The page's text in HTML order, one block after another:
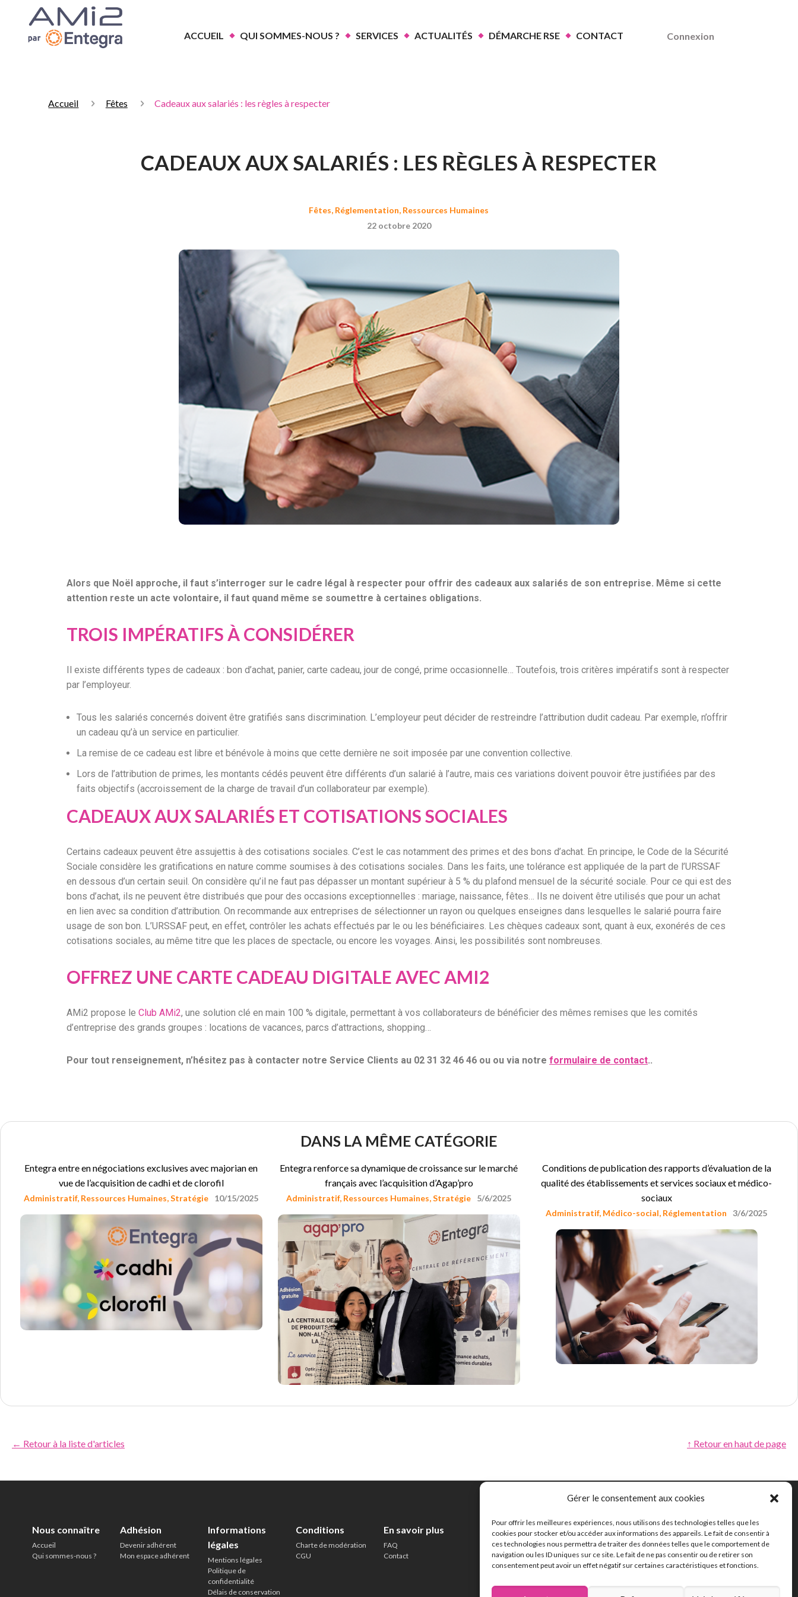
Gérer le consentement aux cookies
Pour offrir les meilleures expériences, nous utilisons des technologies telles que les
cookies pour stocker et/ou accéder aux informations des appareils. Le fait de consentir à
ces technologies nous permettra de traiter des données telles que le comportement de
navigation ou les ID uniques sur ce site. Le fait de ne pas consentir ou de retirer son
consentement peut avoir un effet négatif sur certaines caractéristiques et fonctions.
ACCUEIL QUI SOMMES-NOUS ? SERVICES ACTUALITÉS DÉMARCHE RSE CONTACT Connexion
Accueil Fêtes Cadeaux aux salariés : les règles à respecter
CADEAUX AUX SALARIÉS : LES RÈGLES À RESPECTER
Fêtes, Réglementation, Ressources Humaines
22 octobre 2020
Alors que Noël approche, il faut s’interroger sur le cadre légal à respecter pour offrir des cadeaux aux salariés de son entreprise. Même si cette
attention reste un acte volontaire, il faut quand même se soumettre à certaines obligations.
TROIS IMPÉRATIFS À CONSIDÉRER
Il existe différents types de cadeaux : bon d’achat, panier, carte cadeau, jour de congé, prime occasionnelle… Toutefois, trois critères impératifs sont à respecter
par l’employeur.
Tous les salariés concernés doivent être gratifiés sans discrimination. L’employeur peut décider de restreindre l’attribution dudit cadeau. Par exemple, n’offrir
un cadeau qu’à un service en particulier.
La remise de ce cadeau est libre et bénévole à moins que cette dernière ne soit imposée par une convention collective.
Lors de l’attribution de primes, les montants cédés peuvent être différents d’un salarié à l’autre, mais ces variations doivent pouvoir être justifiées par des
faits objectifs (accroissement de la charge de travail d’un collaborateur par exemple).
CADEAUX AUX SALARIÉS ET COTISATIONS SOCIALES
Certains cadeaux peuvent être assujettis à des cotisations sociales. C’est le cas notamment des primes et des bons d’achat. En principe, le Code de la Sécurité
Sociale considère les gratifications en nature comme soumises à des cotisations sociales. Dans les faits, une tolérance est appliquée de la part de l’URSSAF
en dessous d’un certain seuil. On considère qu’il ne faut pas dépasser un montant supérieur à 5 % du plafond mensuel de la sécurité sociale. Pour ce qui est des
bons d’achat, ils ne peuvent être distribués que pour des occasions exceptionnelles : mariage, naissance, fêtes… Ils ne doivent être utilisés que pour un achat
en lien avec sa condition d’attribution. On recommande aux entreprises de sélectionner un rayon ou quelques enseignes dans lesquelles le salarié pourra faire
usage de son bon. L’URSSAF peut, en effet, contrôler les achats effectués par le ou les bénéficiaires. Les chèques cadeaux sont, quant à eux, exonérés de ces
cotisations sociales, au même titre que les places de spectacle, ou encore les voyages. Ainsi, les possibilités sont nombreuses.
OFFREZ UNE CARTE CADEAU DIGITALE AVEC AMI2
AMi2 propose le Club AMi2, une solution clé en main 100 % digitale, permettant à vos collaborateurs de bénéficier des mêmes remises que les comités
d’entreprise des grands groupes : locations de vacances, parcs d’attractions, shopping…
Pour tout renseignement, n’hésitez pas à contacter notre Service Clients au 02 31 32 46 46 ou ou via notre formulaire de contact..
DANS LA MÊME CATÉGORIE
Entegra entre en négociations exclusives avec majorian en
vue de l’acquisition de cadhi et de clorofil
Administratif, Ressources Humaines,Stratégie 10/15/2025
Entegra renforce sa dynamique de croissance sur le marché
français avec l’acquisition d’Agap’pro
Administratif, Ressources Humaines,Stratégie 5/6/2025
Conditions de publication des rapports d’évaluation de la
qualité des établissements et services sociaux et médico-
sociaux
Administratif, Médico-social, Réglementation 3/6/2025
← Retour à la liste d'articles ↑ Retour en haut de page
Nous connaître
Accueil
Qui sommes-nous ?
Adhésion
Devenir adhérent
Mon espace adhérent
Informations
légales
Mentions légales
Politique de
confidentialité
Délais de conservation
Conditions
Charte de modération
CGU
En savoir plus
FAQ
Contact
162 chemin de la
Thillaye
14100 Lisieux
02 31 32 46 46